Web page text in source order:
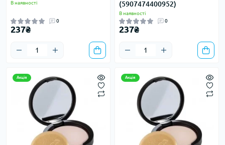
В наявності
0
237₴
(5907474400952)
В наявності
0
237₴
Акція Акція